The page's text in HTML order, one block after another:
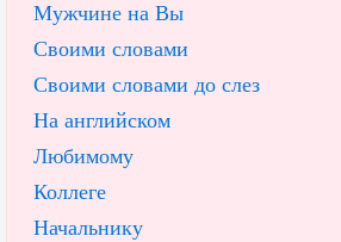
Мужчине на Вы
Своими словами
Своими словами до слез
На английском
Любимому
Коллеге
Начальнику